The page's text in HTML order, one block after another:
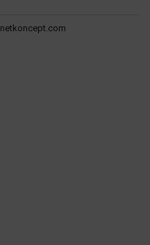
netkoncept.com